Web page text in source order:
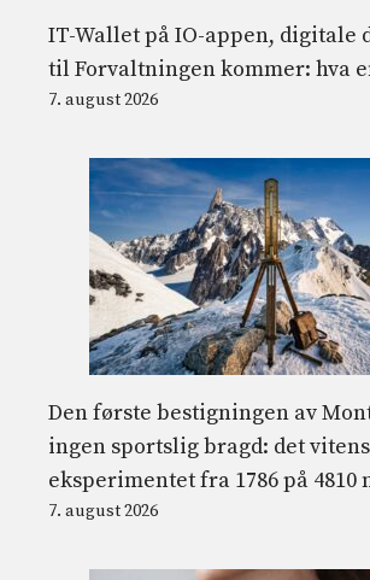
IT-Wallet på IO-appen, digitale
til Forvaltningen kommer: hva
7. august 2026
Den første bestigningen av
ingen sportslig bragd: det
eksperimentet fra 1786 på 4810
7. august 2026